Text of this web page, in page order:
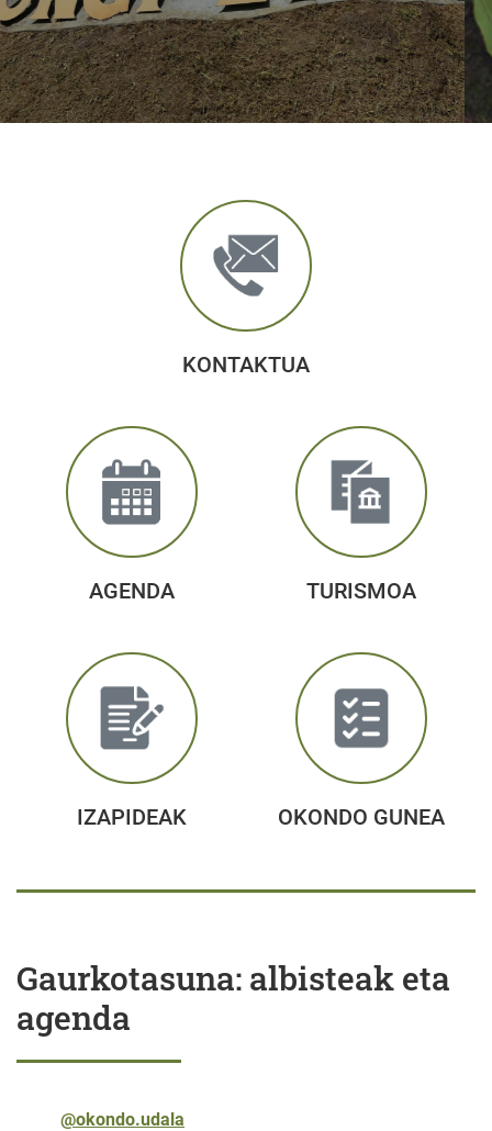
KONTAKTUA
AGENDA TURISMOA
IZAPIDEAK OKONDO GUNEA
Gaurkotasuna: albisteak eta
agenda
@okondo.udala